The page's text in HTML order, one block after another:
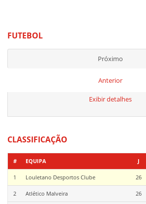
FUTEBOL
Próximo
Anterior
Exibir detalhes
CLASSIFICAÇÃO
# EQUIPA J
1 Louletano Desportos Clube 26
2 Atlético Malveira 26